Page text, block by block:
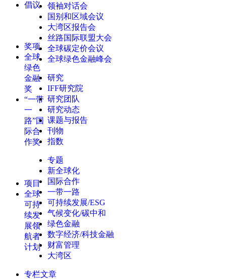
倡议
奖项
全球
绿色
金融
奖
“一带
一
路”国
际合
作奖
项目
全球
可持
续发
展领
航者
计划
领袖对话会
国别和区域会议
大湾区报告会
丝路国际联盟大会
全球碳定价会议
全球绿色金融峰会
研究
IFF研究院
研究团队
研究动态
课题与报告
刊物
指数
专题
新全球化
国际合作
一带一路
可持续发展/ESG
气候变化/碳中和
绿色金融
数字经济/科技金融
财富管理
大湾区
专栏文章